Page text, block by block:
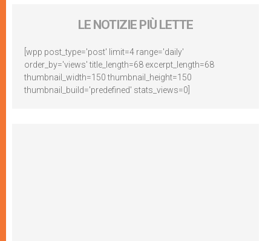
LE NOTIZIE PIÙ LETTE
[wpp post_type='post' limit=4 range='daily'
order_by='views' title_length=68 excerpt_length=68
thumbnail_width=150 thumbnail_height=150
thumbnail_build='predefined' stats_views=0]